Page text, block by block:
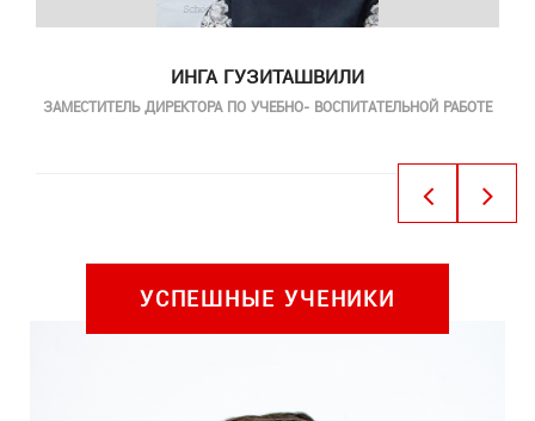
ИНГА ГУЗИТАШВИЛИ
ЗАМЕСТИТЕЛЬ ДИРЕКТОРА ПО УЧЕБНО- ВОСПИТАТЕЛЬНОЙ РАБОТЕ
УСПЕШНЫЕ УЧЕНИКИ